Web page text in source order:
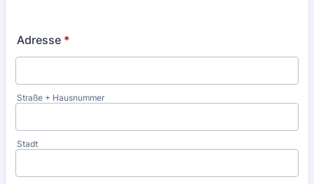
Adresse *
Straße + Hausnummer
Stadt